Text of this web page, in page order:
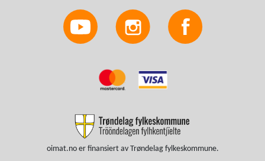
oimat.no er finansiert av Trøndelag fylkeskommune.